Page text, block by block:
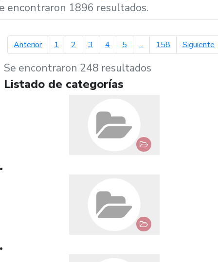
encontraron 1896 resultados.
Anteriorpágina anterior
1 2 3 4 5 ... 158 Siguiente
Se encontraron 248 resultados
Listado de categorías